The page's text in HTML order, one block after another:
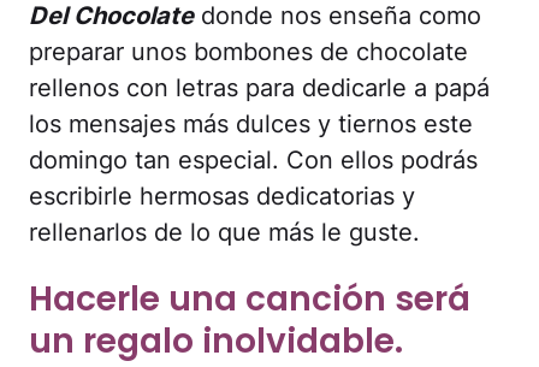
Del Chocolatedonde nos enseña como
preparar unos bombones de chocolate
rellenos con letras para dedicarle a papá
los mensajes más dulces y tiernos este
domingo tan especial. Con ellos podrás
escribirle hermosas dedicatorias y
rellenarlos de lo que más le guste.
Hacerle una canción será
un regalo inolvidable.